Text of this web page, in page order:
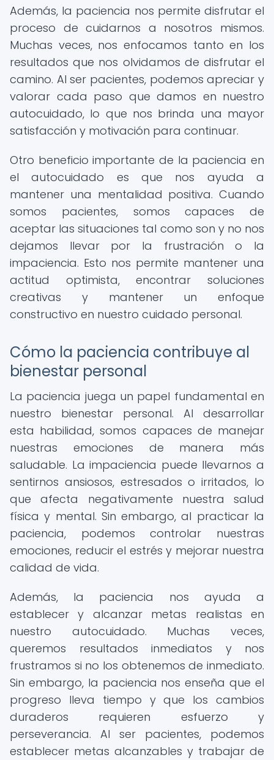
Además, la paciencia nos permite disfrutar el
proceso de cuidarnos a nosotros mismos.
Muchas veces, nos enfocamos tanto en los
resultados que nos olvidamos de disfrutar el
camino. Al ser pacientes, podemos apreciar y
valorar cada paso que damos en nuestro
autocuidado, lo que nos brinda una mayor
satisfacción y motivación para continuar.
Otro beneficio importante de la paciencia en
el autocuidado es que nos ayuda a
mantener una mentalidad positiva. Cuando
somos pacientes, somos capaces de
aceptar las situaciones tal como son y no nos
dejamos llevar por la frustración o la
impaciencia. Esto nos permite mantener una
actitud optimista, encontrar soluciones
creativas y mantener un enfoque
constructivo en nuestro cuidado personal.
Cómo la paciencia contribuye al
bienestar personal
La paciencia juega un papel fundamental en
nuestro bienestar personal. Al desarrollar
esta habilidad, somos capaces de manejar
nuestras emociones de manera más
saludable. La impaciencia puede llevarnos a
sentirnos ansiosos, estresados o irritados, lo
que afecta negativamente nuestra salud
física y mental. Sin embargo, al practicar la
paciencia, podemos controlar nuestras
emociones, reducir el estrés y mejorar nuestra
calidad de vida.
Además, la paciencia nos ayuda a
establecer y alcanzar metas realistas en
nuestro autocuidado. Muchas veces,
queremos resultados inmediatos y nos
frustramos si no los obtenemos de inmediato.
Sin embargo, la paciencia nos enseña que el
progreso lleva tiempo y que los cambios
duraderos requieren esfuerzo y
perseverancia. Al ser pacientes, podemos
establecer metas alcanzables y trabajar de